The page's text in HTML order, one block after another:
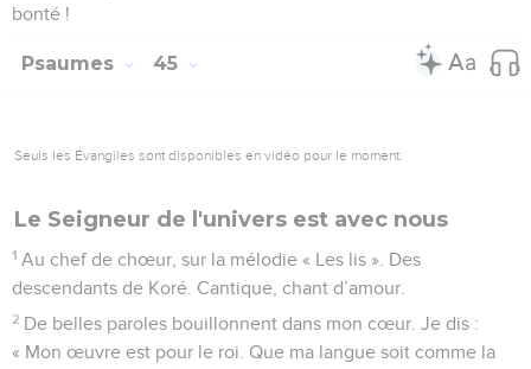
bonté !
Psaumes 45
Seuls les Évangiles sont disponibles en vidéo pour le moment.
Le Seigneur de l'univers est avec nous
1 Au chef de chœur, sur la mélodie « Les lis ». Des
descendants de Koré. Cantique, chant d’amour.
2 De belles paroles bouillonnent dans mon cœur. Je dis :
« Mon œuvre est pour le roi. Que ma langue soit comme la